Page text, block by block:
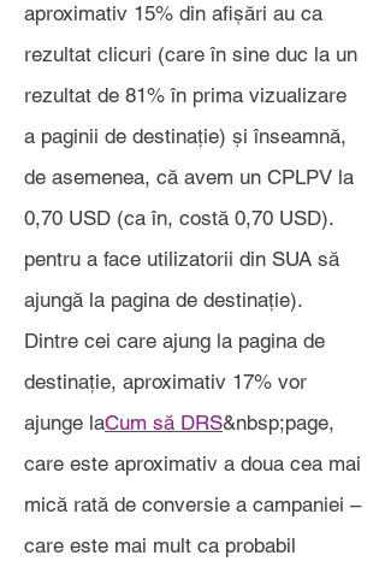
aproximativ 15% din afișări au ca
rezultat clicuri (care în sine duc la un
rezultat de 81% în prima vizualizare
a paginii de destinație) și înseamnă,
de asemenea, că avem un CPLPV la
0,70 USD (ca în, costă 0,70 USD).
pentru a face utilizatorii din SUA să
ajungă la pagina de destinație).
Dintre cei care ajung la pagina de
destinație, aproximativ 17% vor
ajunge laCum să DRS&nbsp;page,
care este aproximativ a doua cea mai
mică rată de conversie a campaniei –
care este mai mult ca probabil